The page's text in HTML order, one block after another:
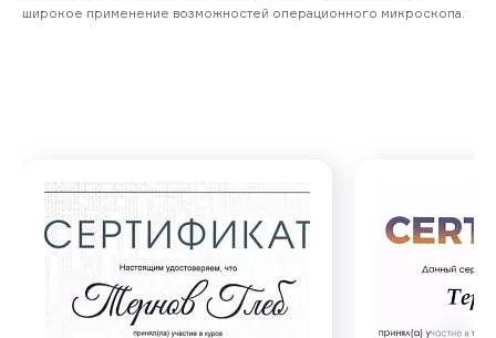
широкое применение возможностей операционного микроскопа.